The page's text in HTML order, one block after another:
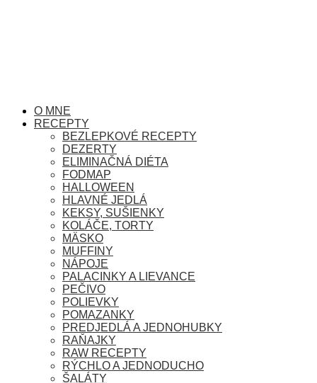
O MNE
RECEPTY
BEZLEPKOVÉ RECEPTY
DEZERTY
ELIMINAČNÁ DIÉTA
FODMAP
HALLOWEEN
HLAVNÉ JEDLÁ
KEKSY, SUŠIENKY
KOLÁČE, TORTY
MÄSKO
MUFFINY
NÁPOJE
PALACINKY A LIEVANCE
PEČIVO
POLIEVKY
POMAZANKY
PREDJEDLÁ A JEDNOHUBKY
RAŇAJKY
RAW RECEPTY
RÝCHLO A JEDNODUCHO
ŠALÁTY